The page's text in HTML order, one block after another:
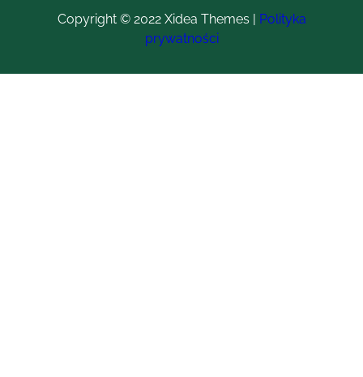
Copyright © 2022 Xidea Themes | Polityka
prywatności